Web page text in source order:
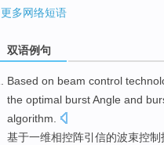
更多网络短语
双语例句
Based on beam control
the optimal burstAngle and
algorithm.
基于一维相控阵引信的波束控制